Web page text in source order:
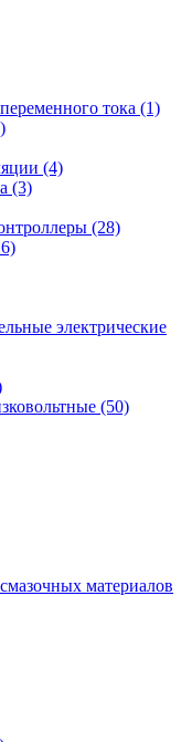
тока (1)
(4)
(3)
(28)
электрические
(50)
материалов